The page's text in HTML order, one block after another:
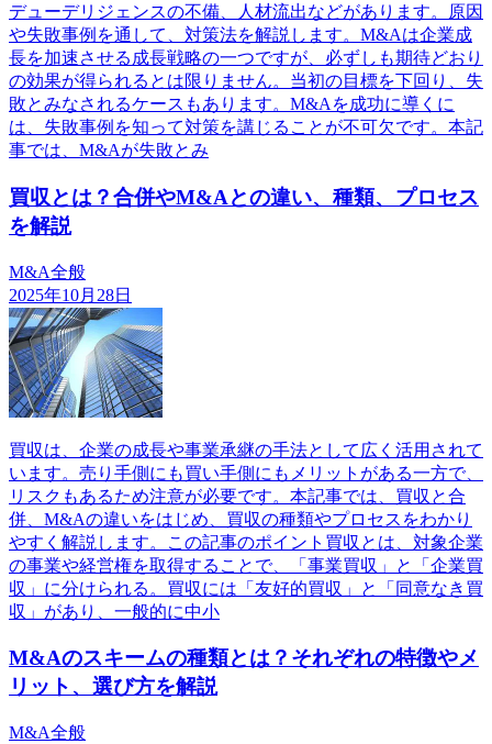
デューデリジェンスの不備、人材流出などがあります。原因
や失敗事例を通して、対策法を解説します。M&Aは企業成
長を加速させる成長戦略の一つですが、必ずしも期待どおり
の効果が得られるとは限りません。当初の目標を下回り、失
敗とみなされるケースもあります。M&Aを成功に導くに
は、失敗事例を知って対策を講じることが不可欠です。本記
事では、M&Aが失敗とみ
買収とは？合併やM&Aとの違い、種類、プロセス
を解説
M&A全般
2025年10月28日
買収は、企業の成長や事業承継の手法として広く活用されて
います。売り手側にも買い手側にもメリットがある一方で、
リスクもあるため注意が必要です。本記事では、買収と合
併、M&Aの違いをはじめ、買収の種類やプロセスをわかり
やすく解説します。この記事のポイント買収とは、対象企業
の事業や経営権を取得することで、「事業買収」と「企業買
収」に分けられる。買収には「友好的買収」と「同意なき買
収」があり、一般的に中小
M&Aのスキームの種類とは？それぞれの特徴やメ
リット、選び方を解説
M&A全般